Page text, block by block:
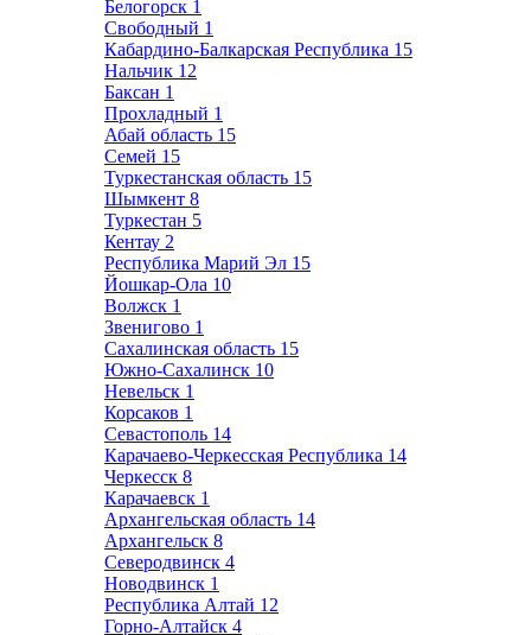
Белогорск 1
Свободный 1
Кабардино-Балкарская Республика 15
Нальчик 12
Баксан 1
Прохладный 1
Абай область 15
Семей 15
Туркестанская область 15
Шымкент 8
Туркестан 5
Кентау 2
Республика Марий Эл 15
Йошкар-Ола 10
Волжск 1
Звенигово 1
Сахалинская область 15
Южно-Сахалинск 10
Невельск 1
Корсаков 1
Севастополь 14
Карачаево-Черкесская Республика 14
Черкесск 8
Карачаевск 1
Архангельская область 14
Архангельск 8
Северодвинск 4
Новодвинск 1
Республика Алтай 12
Горно-Алтайск 4